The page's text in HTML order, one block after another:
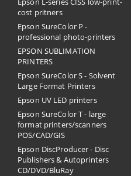
cost pritners
Epson SureColor P -
professional photo-printers
EPSON SUBLIMATION
PRINTERS
Epson SureColor S - Solvent
Large Format Printers
Epson UV LED printers
Epson SureColor T - large
format printers/scanners
POS/CAD/GIS
Epson DiscProducer - Disc
Publishers & Autoprinters
CD/DVD/BluRay